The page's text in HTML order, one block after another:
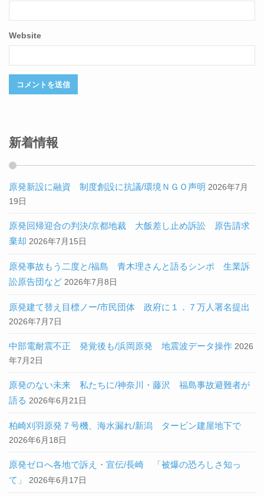
Website
新着情報
原発新設に融資 制度創設に抗議/環境ＮＧＯ声明 2026年7月
19日
原発回帰迎合の判決/京都地裁 大飯差し止め訴訟 原告請求
棄却 2026年7月15日
原発事故もう二度と/福島 青木理さんと語るシンポ 生業訴
訟原告団など 2026年7月8日
原発建て替え目標ノー/市民団体 政府に１．７万人署名提出
2026年7月7日
中部電耐震不正 発覚後も/浜岡原発 地震波データ操作 2026
年7月2日
原発のない未来 私たちに/神奈川・藤沢 福島事故避難者が
語る 2026年6月21日
柏崎刈羽原発７号機、海水漏れ/新潟 タービン建屋地下で
2026年6月18日
原発ゼロへ各地で訴え・宣伝/長崎 「被爆の恐ろしさ知っ
て」
2026年6月17日